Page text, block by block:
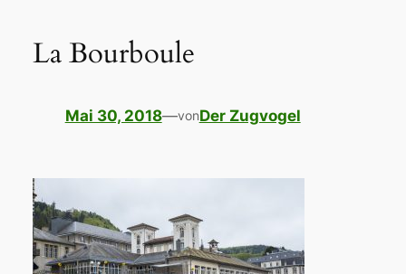
La Bourboule
Mai 30, 2018—vonDer Zugvogel